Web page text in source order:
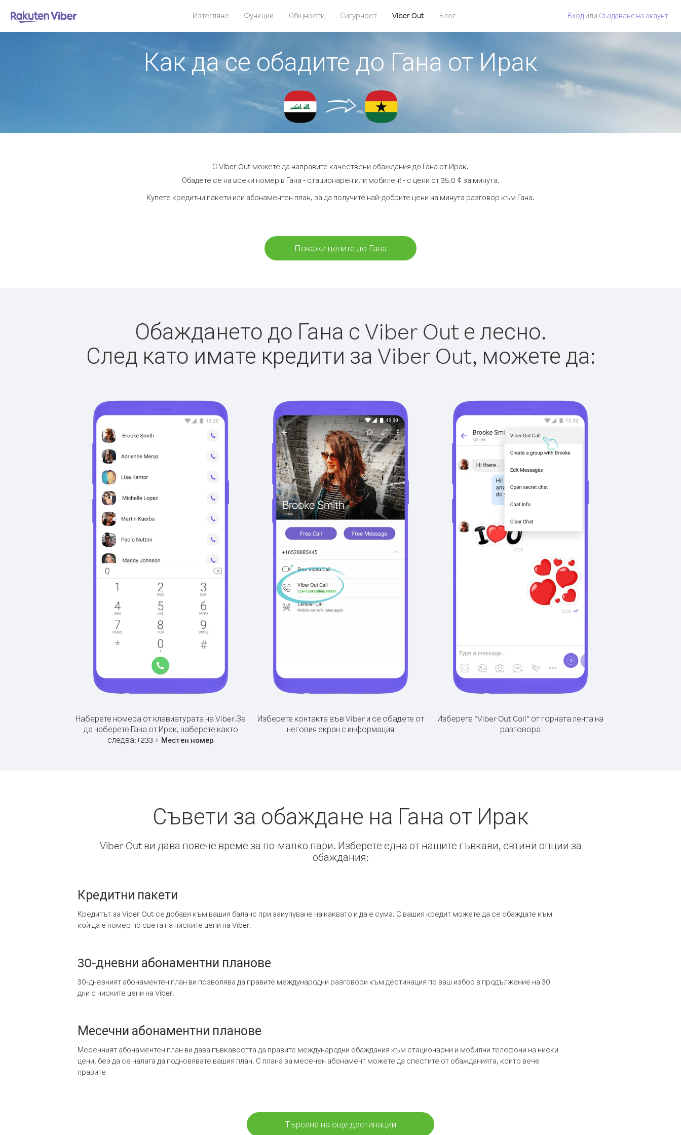
Изтегляне Функции Общности Сигурност Viber Out Блог Вход или Създаване на акаунт
Как да се обадите до Гана от Ирак
С Viber Out можете да направите качествени обаждания до Гана от Ирак.
Обадете се на всеки номер в Гана - стационарен или мобилен! - с цени от 35.0 ¢ за минута.
Купете кредитни пакети или абонаментен план, за да получите най-добрите цени на минута разговор към Гана.
Покажи цените до Гана
Обаждането до Гана с Viber Out е лесно.
След като имате кредити за Viber Out, можете да:
Наберете номера от клавиатурата на Viber.За
да наберете Гана от Ирак, наберете както
следва:+233 + Местен номер
Изберете контакта във Viber и се обадете от
неговия екран с информация
Изберете “Viber Out Call” от горната лента на
разговора
Съвети за обаждане на Гана от Ирак
Viber Out ви дава повече време за по-малко пари. Изберете една от нашите гъвкави, евтини опции за
обаждания:
Кредитни пакети
Кредитът за Viber Out се добавя към вашия баланс при закупуване на каквато и да е сума. С вашия кредит можете да се обаждате към
кой да е номер по света на ниските цени на Viber.
30-дневни абонаментни планове
30-дневният абонаментен план ви позволява да правите международни разговори към дестинация по ваш избор в продължение на 30
дни с ниските цени на Viber.
Месечни абонаментни планове
Месечният абонаментен план ви дава гъвкавостта да правите международни обаждания към стационарни и мобилни телефони на ниски
цени, без да се налага да подновявате вашия план. С плана за месечен абонамент можете да спестите от обажданията, които вече
правите
Търсене на още дестинации